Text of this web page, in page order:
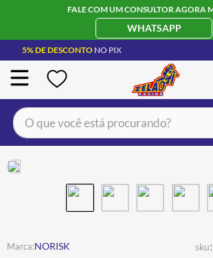
FALE COM UM CONSULTOR AGORA
WHATSAPP
5% DE DESCONTO NO PIX
O que você está procurando?
NORISK sku:
BOTA
4º ÓCULOS SOLAR